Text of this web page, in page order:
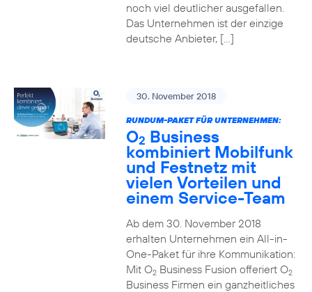
noch viel deutlicher ausgefallen.
Das Unternehmen ist der einzige
deutsche Anbieter, […]
30. November 2018
RUNDUM-PAKET FÜR UNTERNEHMEN:
O2 Business
kombiniert Mobilfunk
und Festnetz mit
vielen Vorteilen und
einem Service-Team
Ab dem 30. November 2018
erhalten Unternehmen ein All-in-
One-Paket für ihre Kommunikation:
Mit O2Business Fusion offeriert O2
Business Firmen ein ganzheitliches